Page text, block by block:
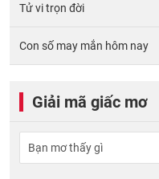
Tử vi trọn đời
Con số may mắn hôm nay
Giải mã giấc mơ